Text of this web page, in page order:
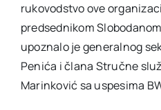
rukovodstvo ove
predsednikom
upoznalo je generalnog
Penića i člana Stručne
Marinković sa uspesima